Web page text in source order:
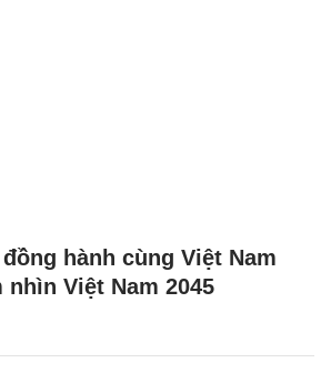
hành cùng Việt Nam
Việt Nam 2045